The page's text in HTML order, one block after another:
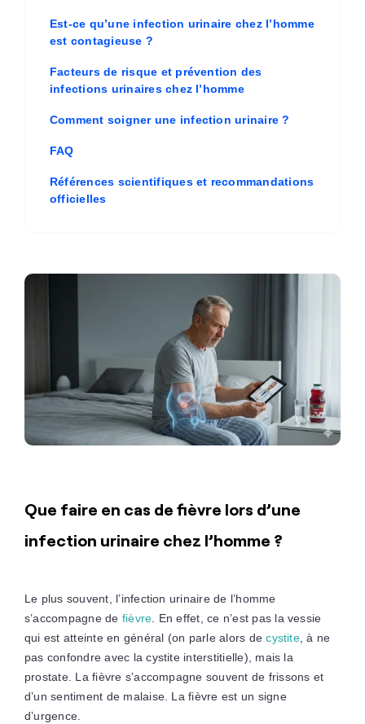
Est-ce qu’une infection urinaire chez l’homme
est contagieuse ?
Facteurs de risque et prévention des
infections urinaires chez l’homme
Comment soigner une infection urinaire ?
FAQ
Références scientifiques et recommandations
officielles
Que faire en cas de fièvre lors d’une
infection urinaire chez l’homme ?
Le plus souvent, l’infection urinaire de l’homme
s’accompagne de fièvre. En effet, ce n’est pas la vessie
qui est atteinte en général (on parle alors decystite, à ne
pas confondre avec la cystite interstitielle), mais la
prostate. La fièvre s’accompagne souvent de frissons et
d’un sentiment de malaise. La fièvre est un signe
d’urgence.